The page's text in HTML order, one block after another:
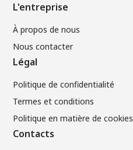
L'entreprise
À propos de nous
Nous contacter
Légal
Politique de confidentialité
Termes et conditions
Politique en matière de cookies
Contacts